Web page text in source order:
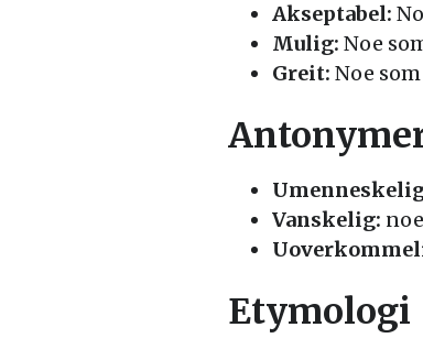
Akseptabel:
Mulig: Noe
Greit: Noe
Vanskelig:
Etymologi